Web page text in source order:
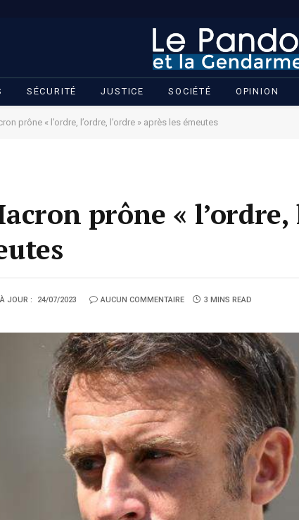
SÉCURITÉ JUSTICE SOCIÉTÉ OPINION
prône « l’ordre, l’ordre, l’ordre » après les émeutes
prône « l’ordre,
JOUR : 24/07/2023 AUCUN COMMENTAIRE 3 MINS READ